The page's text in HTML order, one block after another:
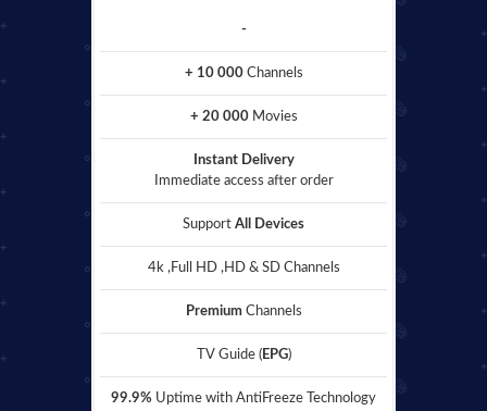
-
+ 10 000 Channels
+ 20 000 Movies
Instant Delivery
Immediate access after order
Support All Devices
4k ,Full HD ,HD & SD Channels
PremiumChannels
TV Guide (EPG)
99.9% Uptime with AntiFreeze Technology